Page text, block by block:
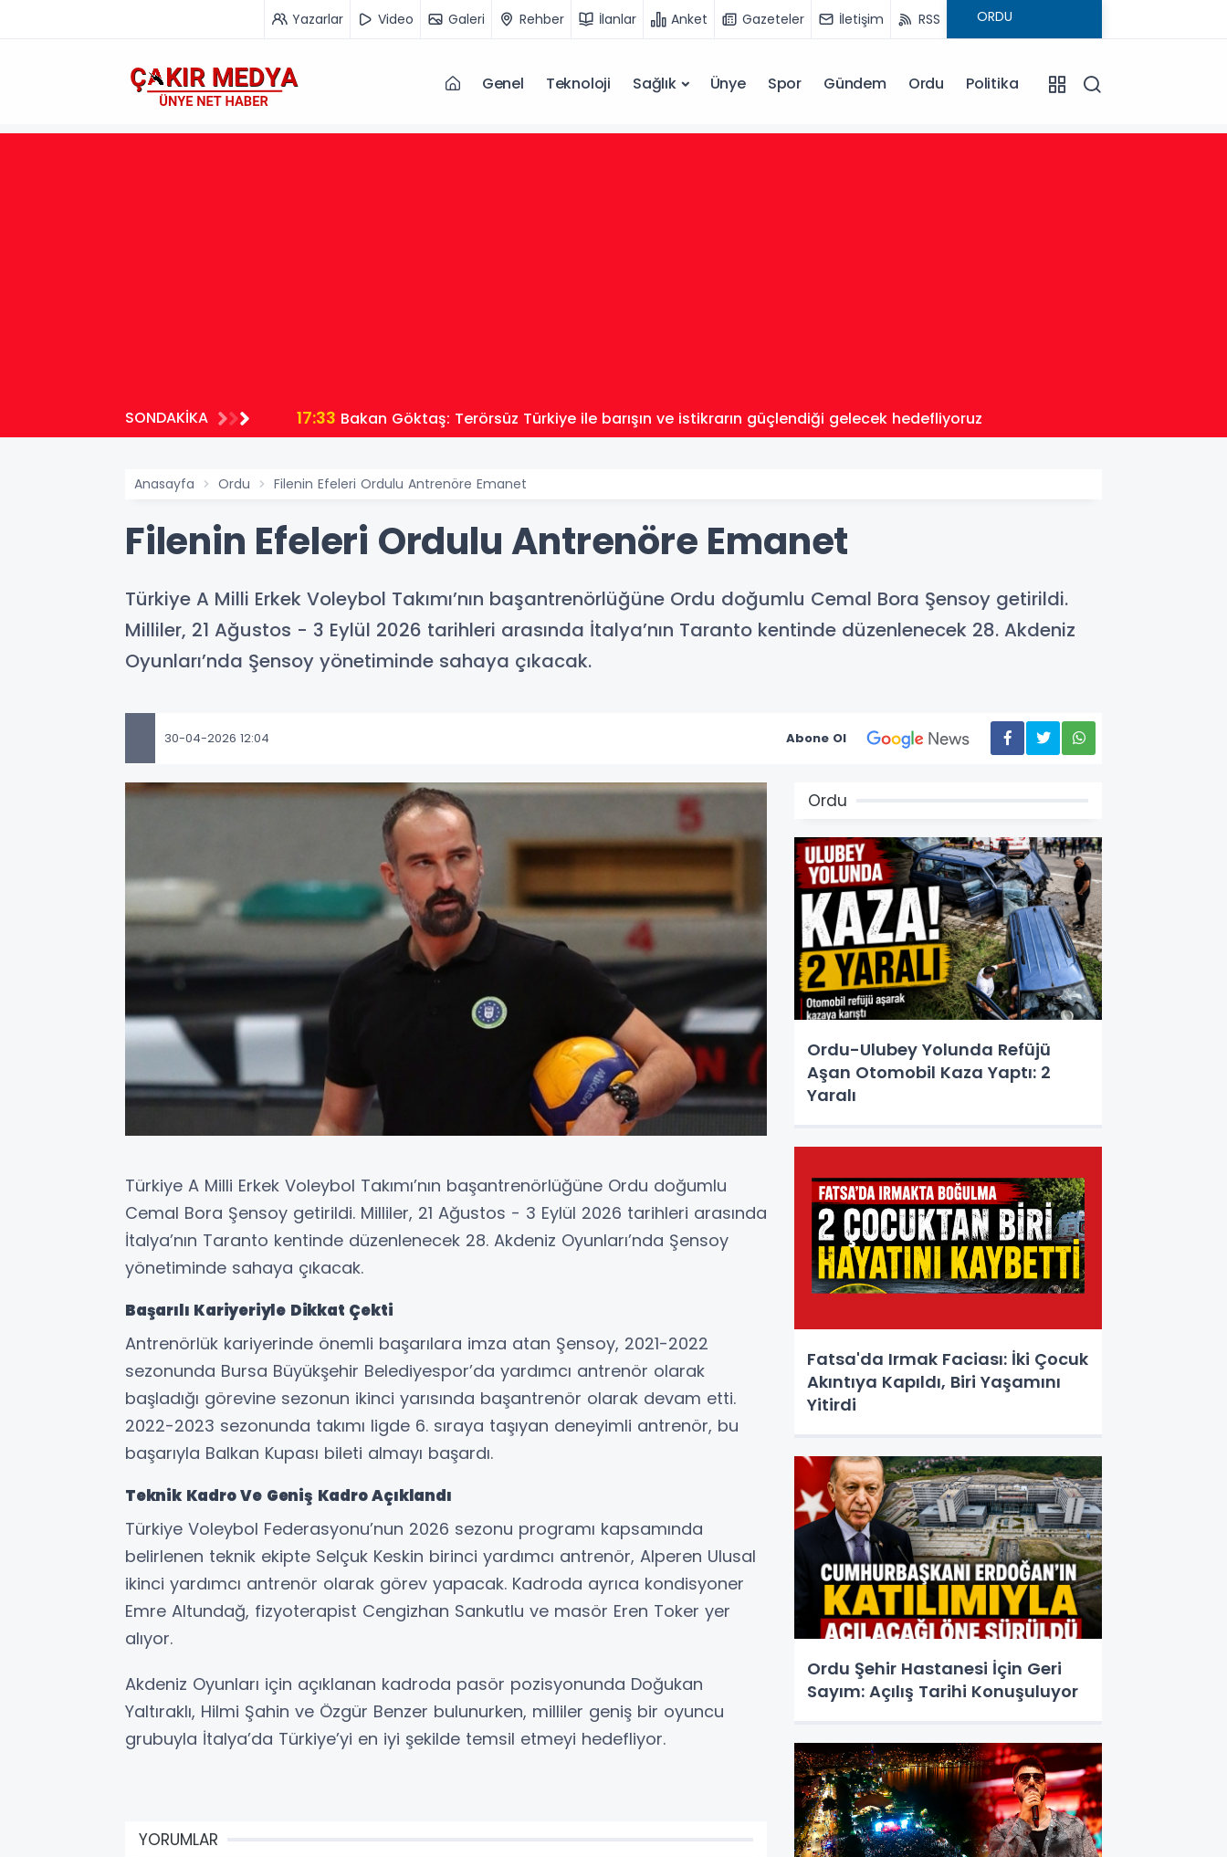
Yazarlar Video Galeri Rehber İlanlar Anket Gazeteler İletişim RSS
Genel Teknoloji Sağlık Ünye Spor Gündem Ordu Politika
SONDAKİKA 17:33 Bakan Göktaş: Terörsüz Türkiye ile barışın ve istikrarın güçlendiği gelecek hedefliyoruz
Anasayfa Ordu Filenin Efeleri Ordulu Antrenöre Emanet
Filenin Efeleri Ordulu Antrenöre Emanet
Türkiye A Milli Erkek Voleybol Takımı’nın başantrenörlüğüne Ordu doğumlu Cemal Bora Şensoy getirildi.
Milliler, 21 Ağustos - 3 Eylül 2026 tarihleri arasında İtalya’nın Taranto kentinde düzenlenecek 28. Akdeniz
Oyunları’nda Şensoy yönetiminde sahaya çıkacak.
30-04-2026 12:04 Abone Ol
Türkiye A Milli Erkek Voleybol Takımı’nın başantrenörlüğüne Ordu doğumlu
Cemal Bora Şensoy getirildi. Milliler, 21 Ağustos - 3 Eylül 2026 tarihleri arasında
İtalya’nın Taranto kentinde düzenlenecek 28. Akdeniz Oyunları’nda Şensoy
yönetiminde sahaya çıkacak.
Başarılı Kariyeriyle Dikkat Çekti
Antrenörlük kariyerinde önemli başarılara imza atan Şensoy, 2021-2022
sezonunda Bursa Büyükşehir Belediyespor’da yardımcı antrenör olarak
başladığı görevine sezonun ikinci yarısında başantrenör olarak devam etti.
2022-2023 sezonunda takımı ligde 6. sıraya taşıyan deneyimli antrenör, bu
başarıyla Balkan Kupası bileti almayı başardı.
Teknik Kadro Ve Geniş Kadro Açıklandı
Türkiye Voleybol Federasyonu’nun 2026 sezonu programı kapsamında
belirlenen teknik ekipte Selçuk Keskin birinci yardımcı antrenör, Alperen Ulusal
ikinci yardımcı antrenör olarak görev yapacak. Kadroda ayrıca kondisyoner
Emre Altundağ, fizyoterapist Cengizhan Sankutlu ve masör Eren Toker yer
alıyor.
Akdeniz Oyunları için açıklanan kadroda pasör pozisyonunda Doğukan
Yaltıraklı, Hilmi Şahin ve Özgür Benzer bulunurken, milliler geniş bir oyuncu
grubuyla İtalya’da Türkiye’yi en iyi şekilde temsil etmeyi hedefliyor.
YORUMLAR
Ordu
Ordu-Ulubey Yolunda Refüjü
Aşan Otomobil Kaza Yaptı: 2
Yaralı
Fatsa'da Irmak Faciası: İki Çocuk
Akıntıya Kapıldı, Biri Yaşamını
Yitirdi
Ordu Şehir Hastanesi İçin Geri
Sayım: Açılış Tarihi Konuşuluyor